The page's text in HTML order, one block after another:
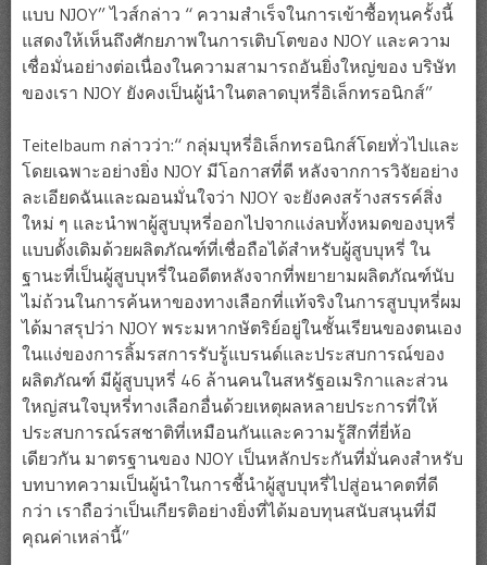
แบบ NJOY” ไวส์กล่าว “ ความสำเร็จในการเข้าซื้อทุนครั้งนี้
แสดงให้เห็นถึงศักยภาพในการเติบโตของ NJOY และความ
เชื่อมั่นอย่างต่อเนื่องในความสามารถอันยิ่งใหญ่ของ บริษัท
ของเรา NJOY ยังคงเป็นผู้นำในตลาดบุหรี่อิเล็กทรอนิกส์”
Teitelbaum กล่าวว่า:“ กลุ่มบุหรี่อิเล็กทรอนิกส์โดยทั่วไปและ
โดยเฉพาะอย่างยิ่ง NJOY มีโอกาสที่ดี หลังจากการวิจัยอย่าง
ละเอียดฉันและฌอนมั่นใจว่า NJOY จะยังคงสร้างสรรค์สิ่ง
ใหม่ ๆ และนำพาผู้สูบบุหรี่ออกไปจากแง่ลบทั้งหมดของบุหรี่
แบบดั้งเดิมด้วยผลิตภัณฑ์ที่เชื่อถือได้สำหรับผู้สูบบุหรี่ ใน
ฐานะที่เป็นผู้สูบบุหรี่ในอดีตหลังจากที่พยายามผลิตภัณฑ์นับ
ไม่ถ้วนในการค้นหาของทางเลือกที่แท้จริงในการสูบบุหรี่ผม
ได้มาสรุปว่า NJOY พระมหากษัตริย์อยู่ในชั้นเรียนของตนเอง
ในแง่ของการลิ้มรสการรับรู้แบรนด์และประสบการณ์ของ
ผลิตภัณฑ์ มีผู้สูบบุหรี่ 46 ล้านคนในสหรัฐอเมริกาและส่วน
ใหญ่สนใจบุหรี่ทางเลือกอื่นด้วยเหตุผลหลายประการที่ให้
ประสบการณ์รสชาติที่เหมือนกันและความรู้สึกที่ยี่ห้อ
เดียวกัน มาตรฐานของ NJOY เป็นหลักประกันที่มั่นคงสำหรับ
บทบาทความเป็นผู้นำในการชี้นำผู้สูบบุหรี่ไปสู่อนาคตที่ดี
กว่า เราถือว่าเป็นเกียรติอย่างยิ่งที่ได้มอบทุนสนับสนุนที่มี
คุณค่าเหล่านี้”